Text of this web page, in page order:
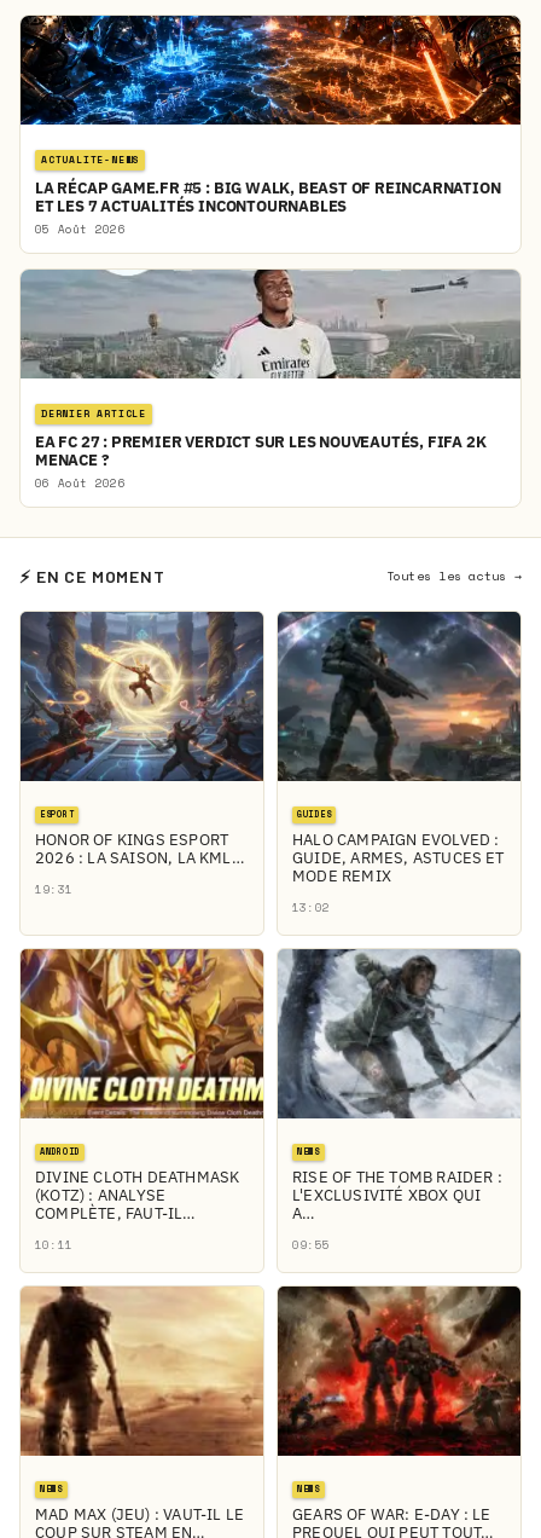
ACTUALITE-NEWS
LA RÉCAP GAME.FR #5 : BIG WALK, BEAST OF REINCARNATION
ET LES 7 ACTUALITÉS INCONTOURNABLES
05 Août 2026
DERNIER ARTICLE
EA FC 27 : PREMIER VERDICT SUR LES NOUVEAUTÉS, FIFA 2K
MENACE ?
06 Août 2026
⚡ EN CE MOMENT Toutes les actus →
ESPORT
HONOR OF KINGS ESPORT
2026 : LA SAISON, LA KML…
19:31
GUIDES
HALO CAMPAIGN EVOLVED :
GUIDE, ARMES, ASTUCES ET
MODE REMIX
13:02
ANDROID
DIVINE CLOTH DEATHMASK
(KOTZ) : ANALYSE
COMPLÈTE, FAUT-IL…
10:11
NEWS
RISE OF THE TOMB RAIDER :
L'EXCLUSIVITÉ XBOX QUI
A…
09:55
NEWS
MAD MAX (JEU) : VAUT-IL LE
COUP SUR STEAM EN…
NEWS
GEARS OF WAR: E-DAY : LE
PREQUEL QUI PEUT TOUT…